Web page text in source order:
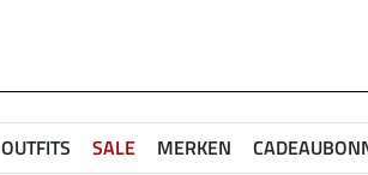
OUTFITS SALE MERKEN